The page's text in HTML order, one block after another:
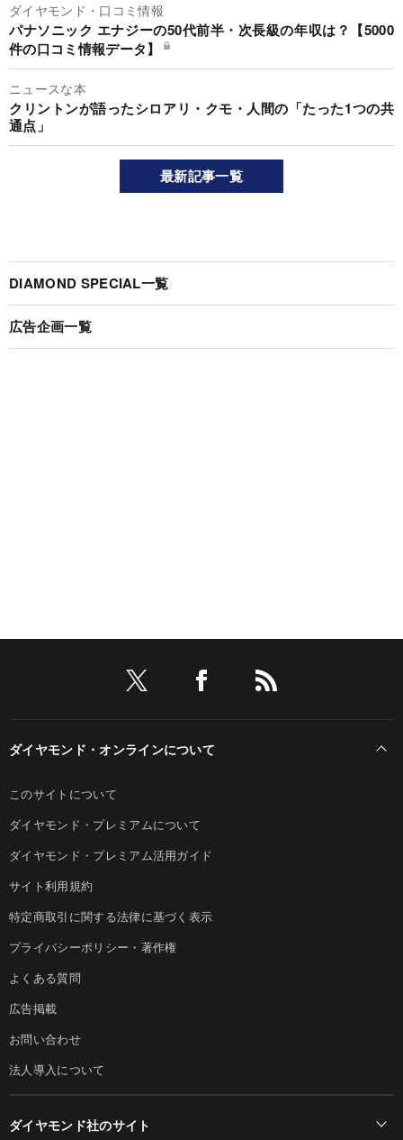
ダイヤモンド・口コミ情報
パナソニック エナジーの50代前半・次長級の年収は？【5000
件の口コミ情報データ】
ニュースな本
クリントンが語ったシロアリ・クモ・人間の「たった1つの共
通点」
最新記事一覧
DIAMOND SPECIAL一覧
広告企画一覧
ダイヤモンド・オンラインについて
このサイトについて
ダイヤモンド・プレミアムについて
ダイヤモンド・プレミアム活用ガイド
サイト利用規約
特定商取引に関する法律に基づく表示
プライバシーポリシー・著作権
よくある質問
広告掲載
お問い合わせ
法人導入について
ダイヤモンド社のサイト